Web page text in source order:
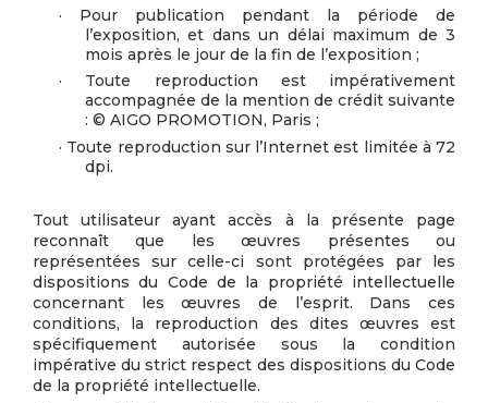
· Pour publication pendant la période de
l’exposition, et dans un délai maximum de 3
mois après le jour de la fin de l’exposition ;
· Toute reproduction est impérativement
accompagnée de la mention de crédit suivante
: © AIGO PROMOTION, Paris ;
· Toute reproduction sur l’Internet est limitée à 72
dpi.
Tout utilisateur ayant accès à la présente page
reconnaît que les œuvres présentes ou
représentées sur celle-ci sont protégées par les
dispositions du Code de la propriété intellectuelle
concernant les œuvres de l’esprit. Dans ces
conditions, la reproduction des dites œuvres est
spécifiquement autorisée sous la condition
impérative du strict respect des dispositions du Code
de la propriété intellectuelle.